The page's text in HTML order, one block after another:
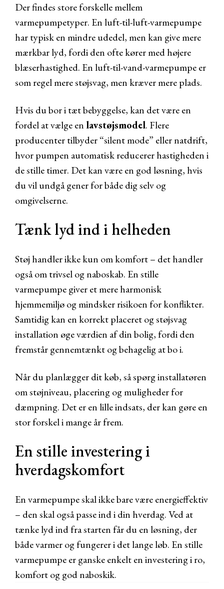
Der findes store forskelle mellem
varmepumpetyper. En luft-til-luft-varmepumpe
har typisk en mindre udedel, men kan give mere
mærkbar lyd, fordi den ofte kører med højere
blæserhastighed. En luft-til-vand-varmepumpe er
som regel mere støjsvag, men kræver mere plads.
Hvis du bor i tæt bebyggelse, kan det være en
fordel at vælge en lavstøjsmodel. Flere
producenter tilbyder “silent mode” eller natdrift,
hvor pumpen automatisk reducerer hastigheden i
de stille timer. Det kan være en god løsning, hvis
du vil undgå gener for både dig selv og
omgivelserne.
Tænk lyd ind i helheden
Støj handler ikke kun om komfort – det handler
også om trivsel og naboskab. En stille
varmepumpe giver et mere harmonisk
hjemmemiljø og mindsker risikoen for konflikter.
Samtidig kan en korrekt placeret og støjsvag
installation øge værdien af din bolig, fordi den
fremstår gennemtænkt og behagelig at bo i.
Når du planlægger dit køb, så spørg installatøren
om støjniveau, placering og muligheder for
dæmpning. Det er en lille indsats, der kan gøre en
stor forskel i mange år frem.
En stille investering i
hverdagskomfort
En varmepumpe skal ikke bare være energieffektiv
– den skal også passe ind i din hverdag. Ved at
tænke lyd ind fra starten får du en løsning, der
både varmer og fungerer i det lange løb. En stille
varmepumpe er ganske enkelt en investering i ro,
komfort og god naboskik.